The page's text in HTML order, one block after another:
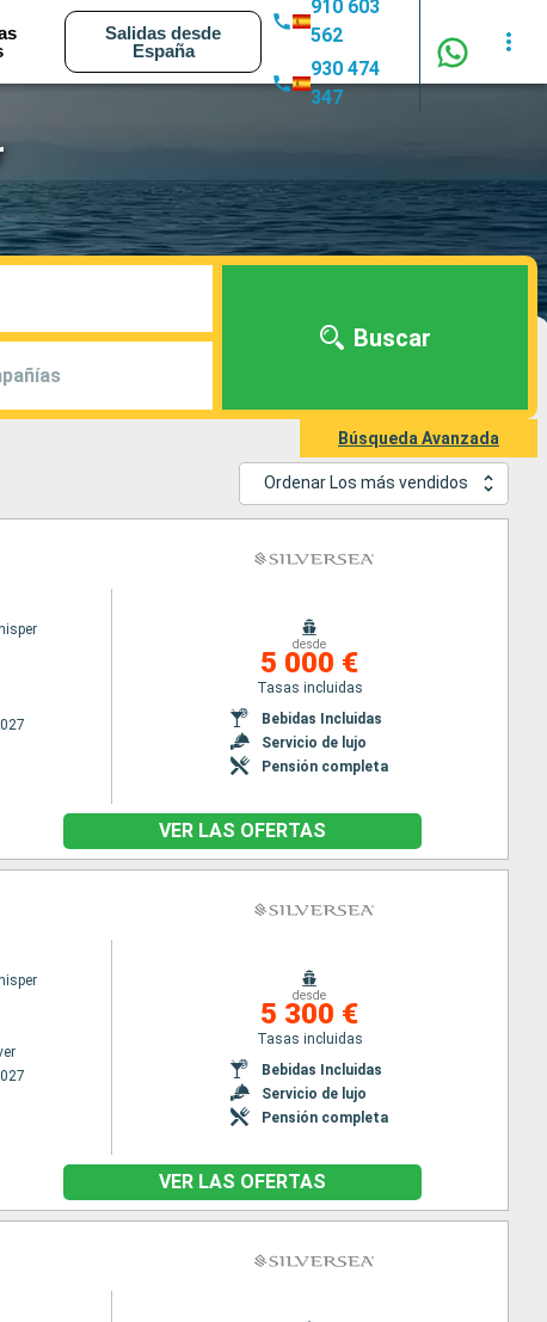
Salidas desde
España
910 603
562
930 474
347
Buscar
Búsqueda Avanzada
Ordenar Los más vendidos
desde
5 000 €
Tasas incluidas
Bebidas Incluidas
Servicio de lujo
Pensión completa
VER LAS OFERTAS
desde
5 300 €
Tasas incluidas
Bebidas Incluidas
Servicio de lujo
Pensión completa
VER LAS OFERTAS